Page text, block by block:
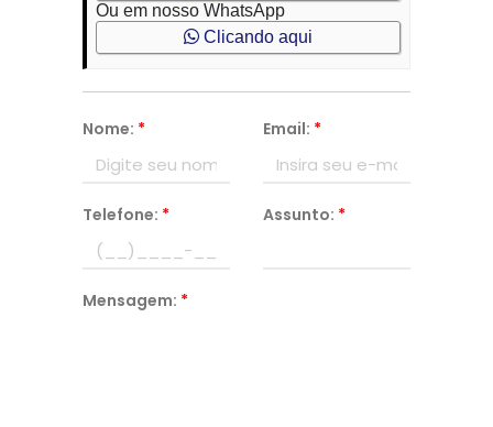
Ou em nosso WhatsApp
Clicando aqui
Nome: * Email: *
Telefone: * Assunto: *
Mensagem: *